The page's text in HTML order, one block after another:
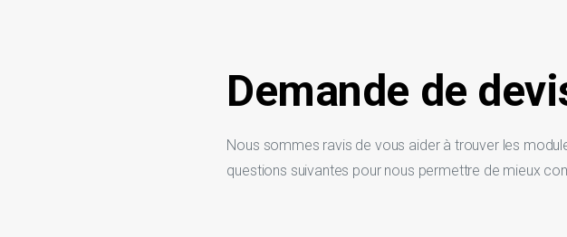
Demande de
Nous sommes ravis de vous aider à trouver les
questions suivantes pour nous permettre de mieux